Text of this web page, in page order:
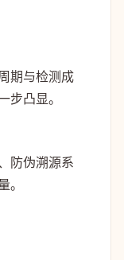
期与检测成
步凸显。
防伪溯源系